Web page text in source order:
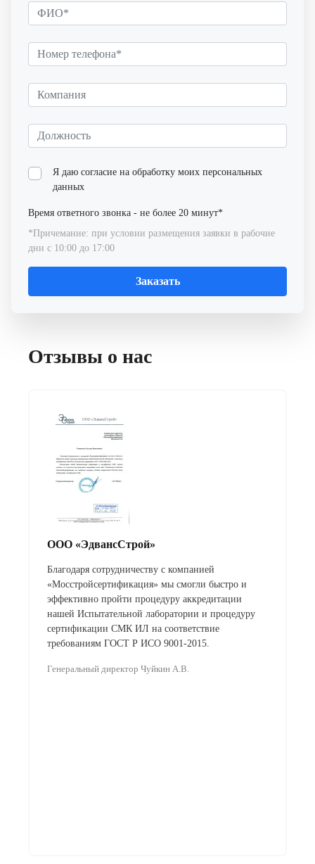
Я даю согласие на обработку моих персональных
данных
Время ответного звонка - не более 20 минут*
*Причемание: при условии размещения заявки в рабочие
дни с 10:00 до 17:00
Заказать
Отзывы о нас
ООО «ЭдвансСтрой»
Благодаря сотрудничеству с компанией
«Мосстройсертификация» мы смогли быстро и
эффективно пройти процедуру аккредитации
нашей Испытательной лаборатории и процедуру
сертификации СМК ИЛ на соответствие
требованиям ГОСТ Р ИСО 9001-2015.
Генеральный директор Чуйкин А.В.